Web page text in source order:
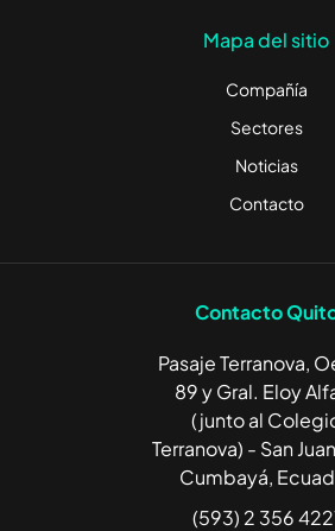
Mapa del sitio
Compañía
Sectores
Noticias
Contacto
Contacto
Pasaje Terranova,
89 y Gral. Eloy
(junto al
Terranova) - San
Cumbayá,
(593) 2 356